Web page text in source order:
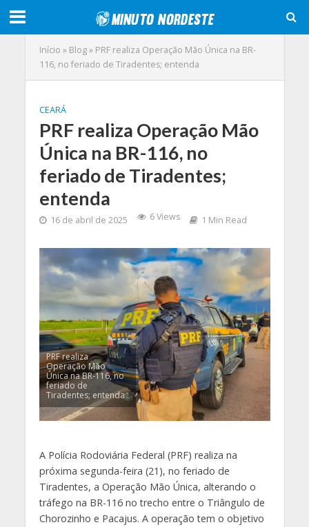
Início » Blog» PRF realiza Operação Mão Única na BR-
116, no feriado de Tiradentes; entenda
CEARÁ
PRF realiza Operação Mão
Única na BR-116, no
feriado de Tiradentes;
entenda
16 de abril de 2025 6 Views 1 Min Read
PRF realiza
Operação Mão
Única na BR-116, no
feriado de
Tiradentes; entenda
A Polícia Rodoviária Federal (PRF) realiza na
próxima segunda-feira (21), no feriado de
Tiradentes, a Operação Mão Única, alterando o
tráfego na BR-116 no trecho entre o Triângulo de
Chorozinho e Pacajus. A operação tem o objetivo